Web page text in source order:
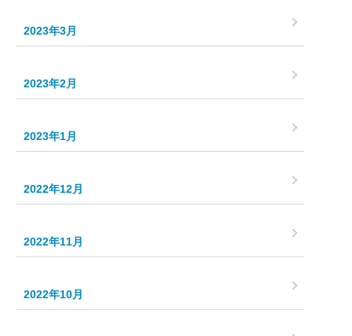
2023年3月
2023年2月
2023年1月
2022年12月
2022年11月
2022年10月